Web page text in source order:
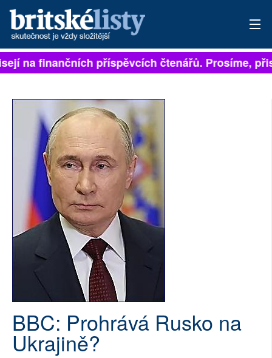
PŘIHLÁSIT
ARCHIV
ROZHOVORY
TÉMATA
NEJČTENĚJŠÍ ZA 7 DNÍ
AUTOŘI
PŘÍSPĚVKY NA PROVOZ
SOCIÁLNÍ SÍTĚ
RUBRIKY
PLNÁ VERZE STRÁNEK
finančních příspěvcích čtenářů. Prosíme,
BBC: Prohrává Rusko na
Ukrajině?